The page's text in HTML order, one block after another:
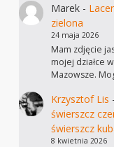
Marek-
zielona
24 maja 2026
Mam zdjęcie
mojej działce
Mazowsze.
Krzysztof Lis -
świerszcz
świerszcz
8 kwietnia 2026